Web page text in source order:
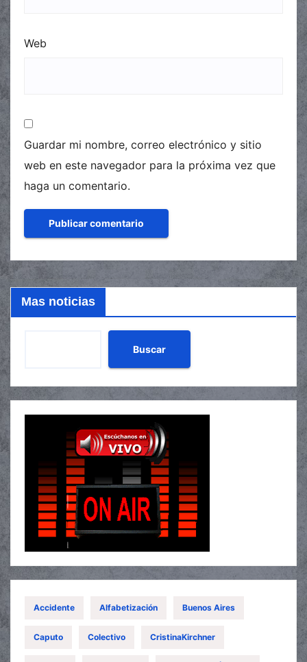
Web
Guardar mi nombre, correo electrónico y sitio
web en este navegador para la próxima vez que
haga un comentario.
Mas noticias
Buscar
Accidente Alfabetización Buenos Aires
Caputo Colectivo CristinaKirchner